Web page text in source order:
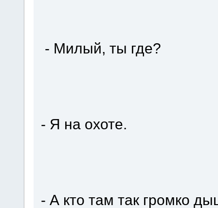
- Милый, ты где?
- Я на охоте.
- А кто там так громко